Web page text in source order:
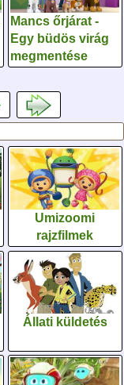
Mancs őrjárat -
Egy büdös virág
megmentése
Umizoomi
rajzfilmek
Állati küldetés